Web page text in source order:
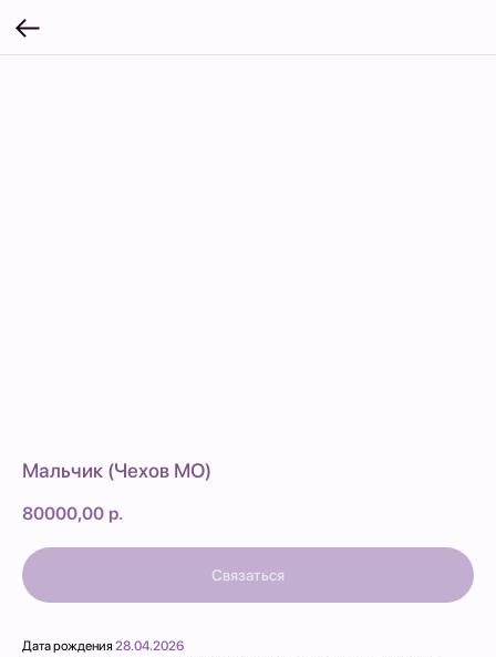
Мальчик (Чехов МО)
80000,00 р.
Связаться
Дата рождения 28.04.2026